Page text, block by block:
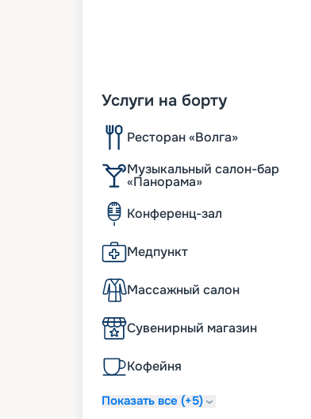
Услуги на борту
Ресторан «Волга»
Музыкальный салон-бар
«Панорама»
Конференц-зал
Медпункт
Массажный салон
Сувенирный магазин
Кофейня
Показать все (+5)